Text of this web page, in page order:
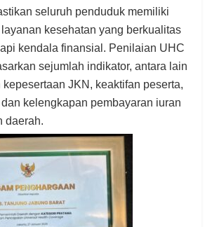
seluruh penduduk memiliki
kesehatan yang berkualitas
kendala finansial. Penilaian UHC
sejumlah indikator, antara lain
JKN, keaktifan peserta,
kelengkapan pembayaran iuran
daerah.